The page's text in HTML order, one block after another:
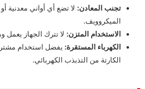
تجنب المعادن: لا تضع أي أواني معدنية
الميكروويف.
الاستخدام المتزن: لا تترك الجهاز يعمل
الكهرباء المستقرة: يفضل استخدام
الكارتة من التذبذب الكهربائي.